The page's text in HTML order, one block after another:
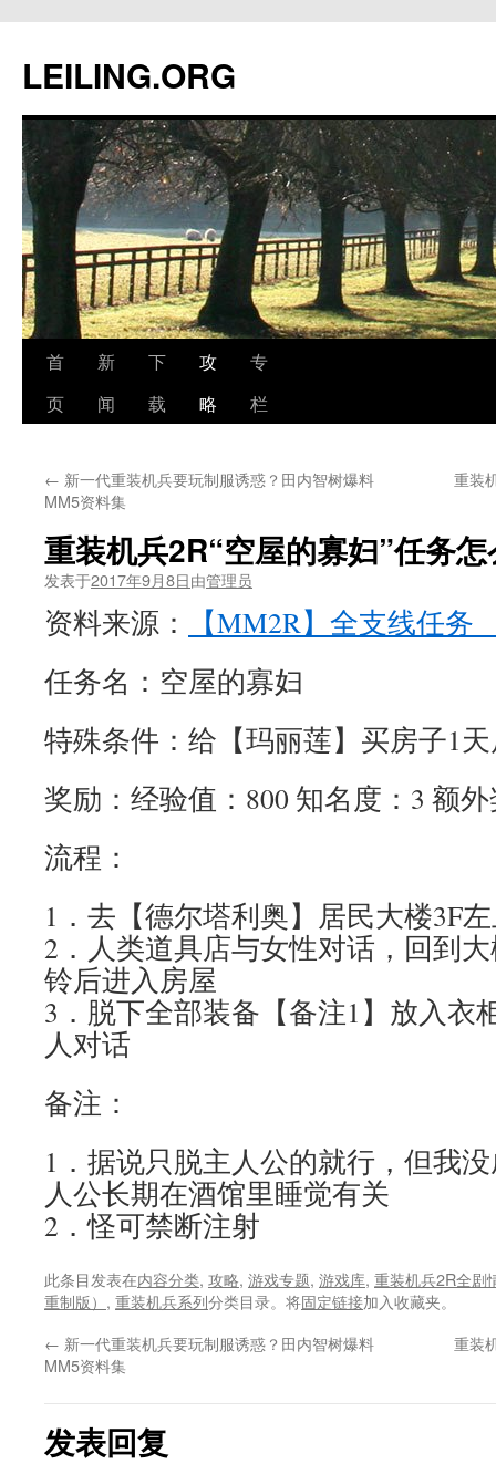
文
LEILING.ORG
首
页
新
闻
下
载
攻
略
专
栏
← 新一代重装机兵要玩制服诱惑？田内智树爆料
MM5资料集
重装
重装机兵2R“空屋的寡妇”任务
发表于2017年9月8日由管理员
资料来源：
【MM2R】全支线任务
任务名：空屋的寡妇
特殊条件：给【玛丽莲】买房子1
奖励：经验值：800 知名度：3 额
流程：
1．去【德尔塔利奥】居民大楼3F
2．人类道具店与女性对话，回到
铃后进入房屋
3．脱下全部装备【备注1】放入衣
人对话
备注：
1．据说只脱主人公的就行，但我
人公长期在酒馆里睡觉有关
2．怪可禁断注射
此条目发表在内容分类, 攻略, 游戏专题, 游戏库, 重装机兵2R全剧
重制版） , 重装机兵系列分类目录。将固定链接加入收藏夹。
← 新一代重装机兵要玩制服诱惑？田内智树爆料
MM5资料集
重装
发表回复